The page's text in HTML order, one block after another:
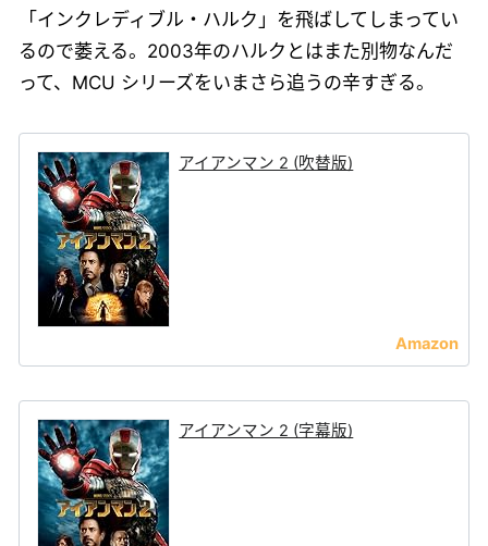
「インクレディブル・ハルク」を飛ばしてしまってい
るので萎える。2003年のハルクとはまた別物なんだ
って、MCU シリーズをいまさら追うの辛すぎる。
アイアンマン 2 (吹替版)
アイアンマン 2 (字幕版)